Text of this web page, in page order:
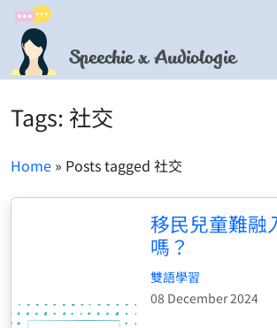
Speechie x Audiologie
Tags: 社交
Home » Posts tagged 社交
移民兒童難融
嗎？
雙語學習
08 December 2024